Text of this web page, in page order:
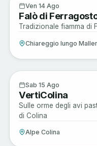
Musica e Spettacoli
Ven 14 Ago
Falò di
Tradizionale fiamma di
Chiareggio lungo
Active
Sab 15 Ago
VertiColina
Sulle orme degli avi
di Colina
Alpe Colina